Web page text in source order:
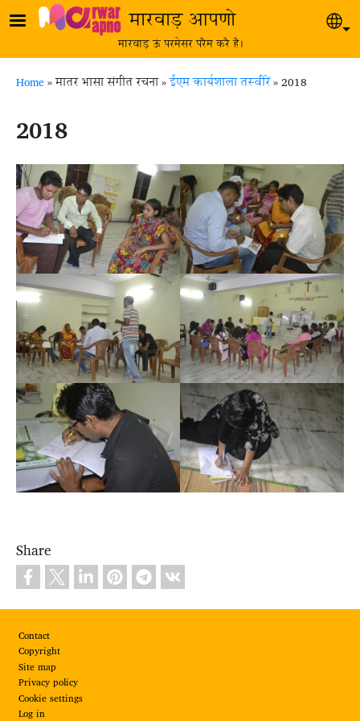
Skip to main contentमारवाड़ आपणो
मारवाड़ ऊं परमेसर परैम करै है।
Breadcrumb
Home मातर भासा संगीत रचना ईएम कार्यशाला तस्वीरें 2018
2018
Share
Contact
Copyright
Site map
Privacy policy
Cookie settings
Log in